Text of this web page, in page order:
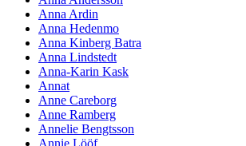
Anna Ardin
Anna Hedenmo
Anna Kinberg Batra
Anna Lindstedt
Anna-Karin Kask
Annat
Anne Careborg
Anne Ramberg
Annelie Bengtsson
Annie Lööf